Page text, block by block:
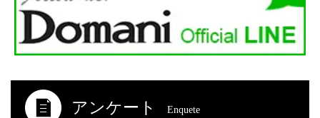
アンケート Enquete